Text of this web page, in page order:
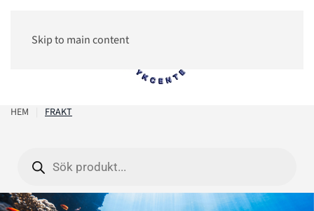
Skip to main content
HEM FRAKT
search